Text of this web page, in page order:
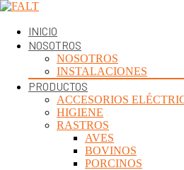
INICIO
NOSOTROS
NOSOTROS
INSTALACIONES
PRODUCTOS
ACCESORIOS
HIGIENE
RASTROS
AVES
BOVINOS
PORCINOS